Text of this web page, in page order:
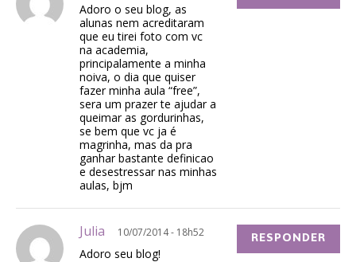
Adoro o seu blog, as
alunas nem acreditaram
que eu tirei foto com vc
na academia,
principalamente a minha
noiva, o dia que quiser
fazer minha aula “free”,
sera um prazer te ajudar a
queimar as gordurinhas,
se bem que vc ja é
magrinha, mas da pra
ganhar bastante definicao
e desestressar nas minhas
aulas, bjm
Julia 10/07/2014 - 18h52
Adoro seu blog!
RESPONDER